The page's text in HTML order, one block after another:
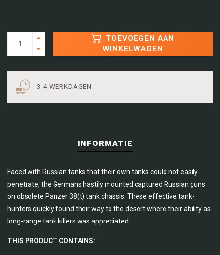
TOEVOEGEN AAN
WINKELWAGEN
3-4 WERKDAGEN
INFORMATIE
Faced with Russian tanks that their own tanks could not easily
penetrate, the Germans hastily mounted captured Russian guns
on obsolete Panzer 38(t) tank chassis. These effective tank-
hunters quickly found their way to the desert where their ability as
long-range tank killers was appreciated.
THIS PRODUCT CONTAINS: